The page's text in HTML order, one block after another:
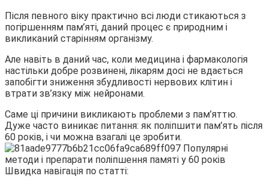
Після певного віку практично всі люди стикаються з
погіршенням пам’яті, даний процес є природним і
викликаний старінням організму.
Але навіть в даний час, коли медицина і фармакологія
настільки добре розвинені, лікарям досі не вдається
запобігти зниження збудливості нервових клітин і
втрати зв’язку між нейронами.
Саме ці причини викликають проблеми з пам’яттю.
Дуже часто виникає питання: як поліпшити пам’ять після
60 років, і чи можна взагалі це зробити.
Швидка навігація по статті: